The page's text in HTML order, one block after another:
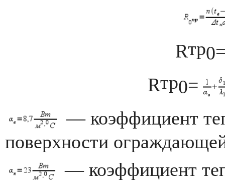
Rтр0
Rтр0=
— коэффициент
поверхности
— коэффициент